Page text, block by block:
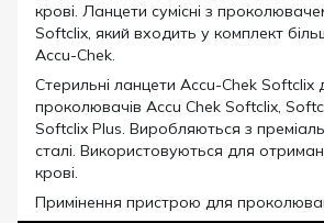
крові. Ланцети сумісні з
Softclix, який входить у комплект
Accu-Chek.
Стерильні ланцети Accu-Chek Softclix
проколювачів Accu Chek Softclix,
Softclix Plus. Виробляються з
сталі. Використовуються для
крові.
Примінення пристрою для